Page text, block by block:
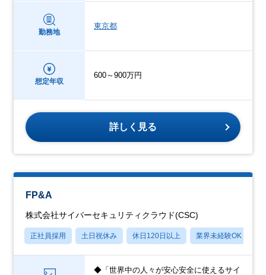
勤務地
東京都
想定年収
600～900万円
詳しく見る
FP&A
株式会社サイバーセキュリティクラウド(CSC)
正社員採用 土日祝休み 休日120日以上 業界未経験OK
◆「世界中の人々が安心安全に使えるサイ